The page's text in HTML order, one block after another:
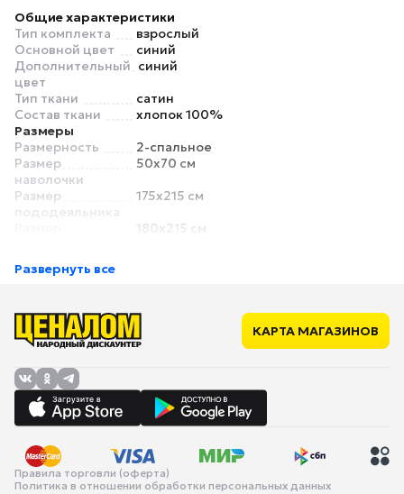
Общие характеристики
Тип комплекта
взрослый
Основной цвет
синий
Дополнительный
цвет
синий
Тип ткани
сатин
Состав ткани
хлопок 100%
Размеры
Размерность
2-спальное
Размер
наволочки
50x70 см
Размер
175x215 см
180x215 см
Количество
Дополнительные характеристики
Простыня на
резинке
Развернуть все
КАРТА МАГАЗИНОВ
Правила торговли (оферта)
Политика в отношении обработки персональных данных